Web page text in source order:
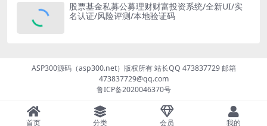
股票基金私募公募理财财富投资系统/全新UI/实
名认证/风险评测/本地验证码
ASP300源码（asp300.net）版权所有 站长QQ 473837729 邮箱
473837729@qq.com
鲁ICP备2020046370号
首页 分类 会员 我的